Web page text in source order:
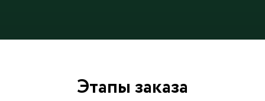
Этапы заказа